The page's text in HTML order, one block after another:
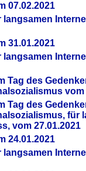
07.02.2021
langsamen
31.01.2021
langsamen
Tag des
vom
Tag des
für
vom 27.01.2021
24.01.2021
langsamen